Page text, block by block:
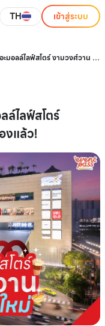
TH เข้าสู่ระบบ
มอลล์ไลฟ์สโตร์ งามวงศ์วาน ไม่
ล์ไลฟ์สโตร์
งแล้ว!